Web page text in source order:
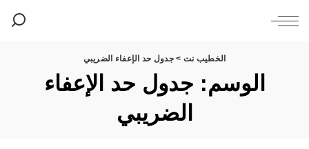
الخطيب نت > جدول حد الإعفاء الضريبي
الوسم: جدول حد الإعفاء
الضريبي